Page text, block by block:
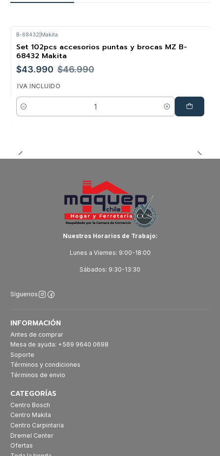
-6%
B-68432 Makita
Set 102pcs accesorios puntas y brocas MZ B-
68432 Makita
$43.990 $46.990
IVA INCLUIDO
Cantidad
Nuestros Horarios de Trabajo:
Lunes a Viernes: 9:00-18:00
Sábados: 9:30-13:30
Síguenos
INFORMACIÓN
Antes de comprar
Mesa de ayuda: +569 9640 0698
Soporte
Términos y condiciones
Términos de envío
CATEGORÍAS
Centro Bosch
Centro Makita
Centro Carpintaria
Dremel Center
Ofertas